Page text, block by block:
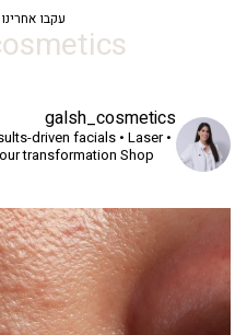
עקבו
galsh_cosmetics
driven facials • Laser •
transformation Shop